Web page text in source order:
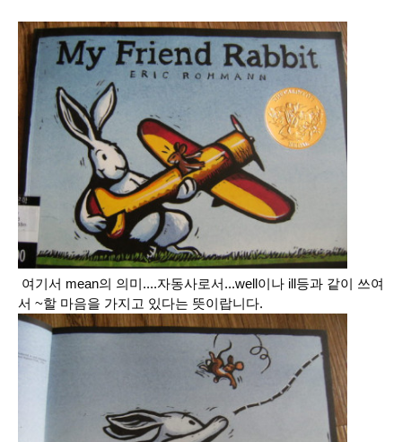
여기서 mean의 의미....자동사로서...well이나 ill등과 같이 쓰여
서 ~할 마음을 가지고 있다는 뜻이랍니다.